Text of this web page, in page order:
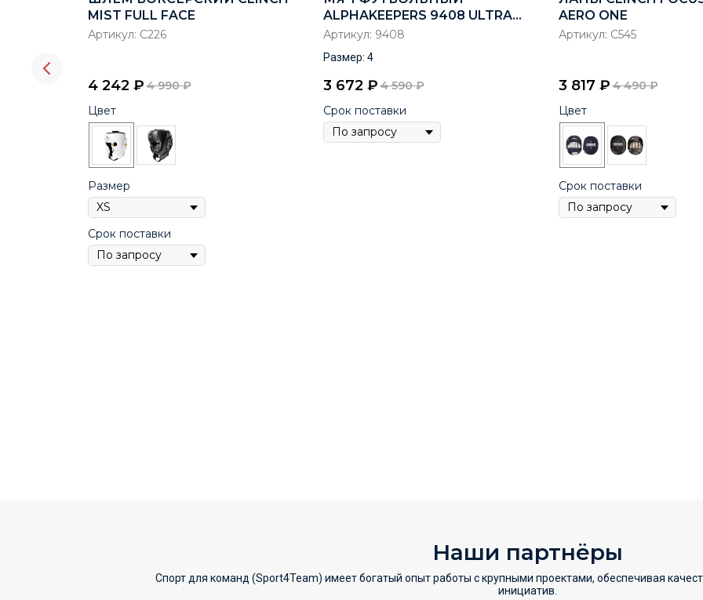
MIST FULL FACE
Артикул: C226
4 242 ₽ 4 990 ₽
Цвет
Размер
Срок поставки
ALPHAKEEPERS 9408 ULTRA
*4
Артикул: 9408
Размер: 4
3 672 ₽ 4 590 ₽
Срок поставки
AERO ONE
Артикул: C545
3 817 ₽ 4 490 ₽
Цвет
Срок поставки
Наши партнёры
Спорт для команд (Sport4Team) имеет богатый опыт работы с крупными проектами, обеспечивая
инициатив.